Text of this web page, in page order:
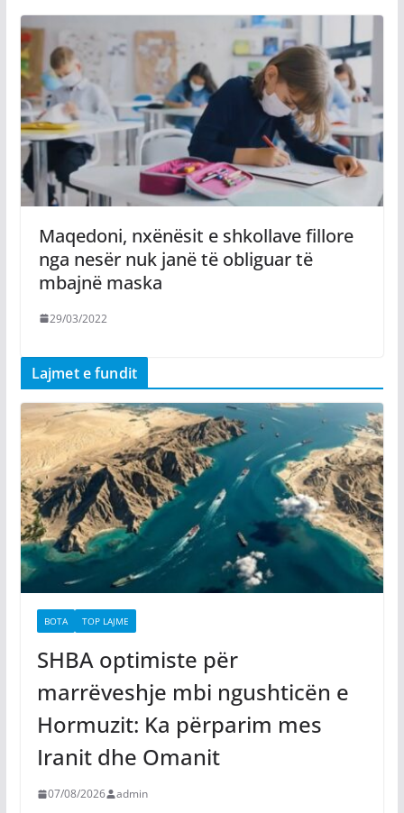
Maqedoni, nxënësit e shkollave fillore
nga nesër nuk janë të obliguar të
mbajnë maska
29/03/2022
Lajmet e fundit
BOTA TOP LAJME
SHBA optimiste për
marrëveshje mbi ngushticën e
Hormuzit: Ka përparim mes
Iranit dhe Omanit
07/08/2026 admin